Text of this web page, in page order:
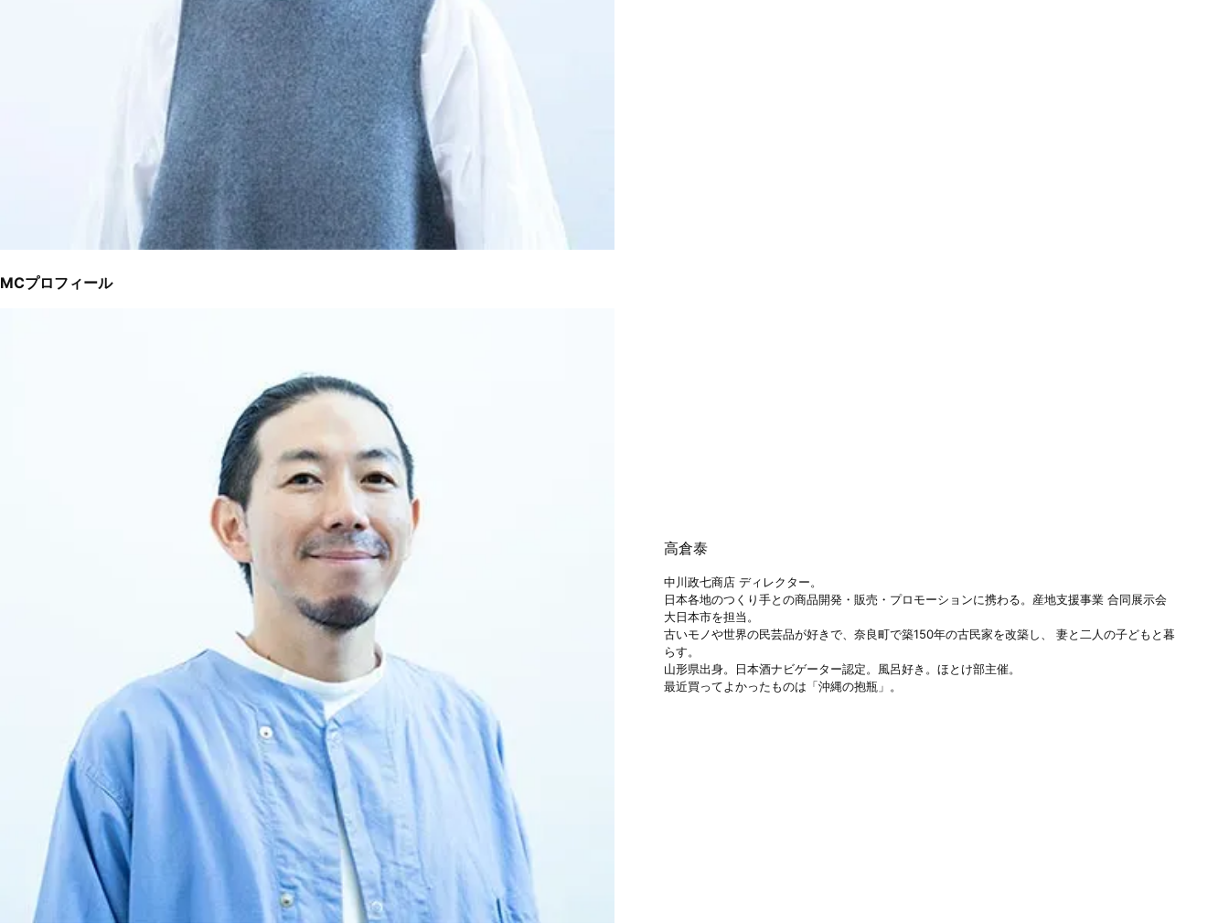
MCプロフィール
高倉泰
中川政七商店 ディレクター。
日本各地のつくり手との商品開発・販売・プロモーションに携わる。産地支援事業 合同展示会
大日本市を担当。
古いモノや世界の民芸品が好きで、奈良町で築150年の古民家を改築し、 妻と二人の子どもと暮
らす。
山形県出身。日本酒ナビゲーター認定。風呂好き。ほとけ部主催。
最近買ってよかったものは「沖縄の抱瓶」。